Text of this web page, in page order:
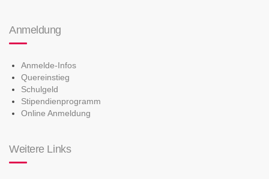
Anmeldung
Anmelde-Infos
Quereinstieg
Schulgeld
Stipendienprogramm
Online Anmeldung
Weitere Links